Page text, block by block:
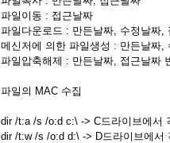
파일이동 : 접근날짜
파일다운로드 : 만든날짜, 수정날짜,
메신저에 의한 파일생성 : 만든날짜,
파일압축해제 : 만든날짜, 접근날짜
파일의 MAC 수집
dir /t:a /s /o:d c:\ -> C드라이브에서
dir /t:w /s /o:d d:\ -> D드라이브에서